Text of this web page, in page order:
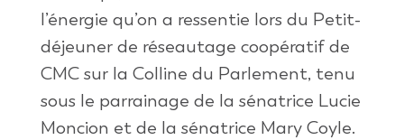
l’énergie qu’on a ressentie lors du Petit-
déjeuner de réseautage coopératif de
CMC sur la Colline du Parlement, tenu
sous le parrainage de la sénatrice Lucie
Moncion et de la sénatrice Mary Coyle.